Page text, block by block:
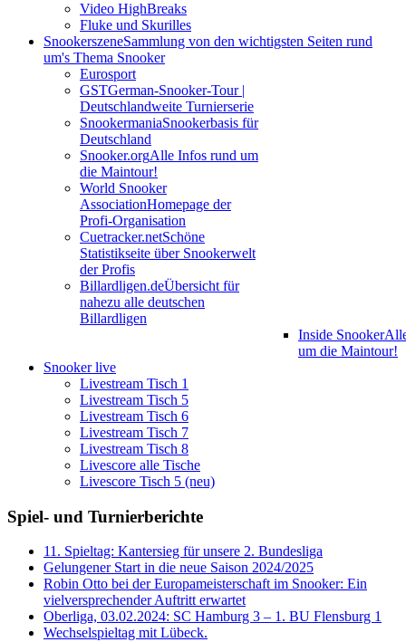
Video HighBreaks
Fluke und Skurilles
SnookerszeneSammlung von den wichtigsten Seiten rund
um's Thema Snooker
Eurosport
GSTGerman-Snooker-Tour |
Deutschlandweite Turnierserie
SnookermaniaSnookerbasis für
Deutschland
Snooker.orgAlle Infos rund um
die Maintour!
World Snooker
AssociationHomepage der
Profi-Organisation
Cuetracker.netSchöne
Statistikseite über Snookerwelt
der Profis
Billardligen.deÜbersicht für
nahezu alle deutschen
Billardligen
Inside Snooker
um die Maintour!
Snooker live
Livestream Tisch 1
Livestream Tisch 5
Livestream Tisch 6
Livestream Tisch 7
Livestream Tisch 8
Livescore alle Tische
Livescore Tisch 5 (neu)
Spiel- und Turnierberichte
11. Spieltag: Kantersieg für unsere 2. Bundesliga
Gelungener Start in die neue Saison 2024/2025
Robin Otto bei der Europameisterschaft im Snooker: Ein
vielversprechender Auftritt erwartet
Oberliga, 03.02.2024: SC Hamburg 3 – 1. BU Flensburg 1
Wechselspieltag mit Lübeck.